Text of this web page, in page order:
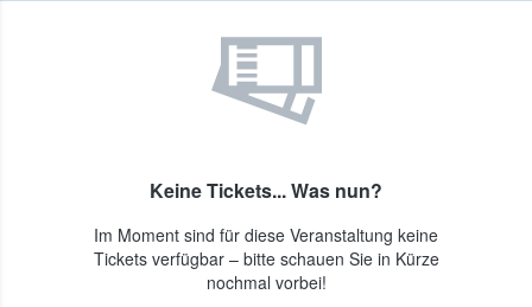
Keine Tickets... Was nun?
Im Moment sind für diese Veranstaltung keine
Tickets verfügbar – bitte schauen Sie in Kürze
nochmal vorbei!